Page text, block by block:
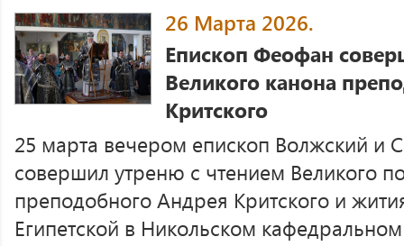
26 Марта 2026.
Епископ Феофан
Великого канона
Критского
25 марта вечером епископ Волжский и
совершил утреню с чтением Великого
преподобного Андрея Критского и
Египетской в Никольском